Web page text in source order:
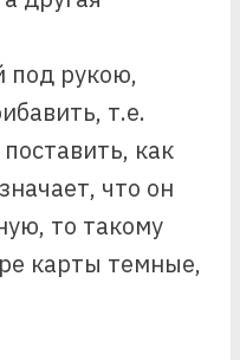
под рукою,
т.е.
как
что он
то такому
карты темные,